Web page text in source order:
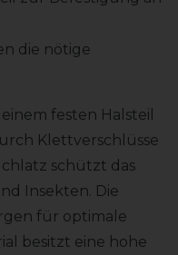
die nötige
festen Halsteil
Klettverschlüsse
schützt das
Insekten. Die
für optimale
besitzt eine hohe